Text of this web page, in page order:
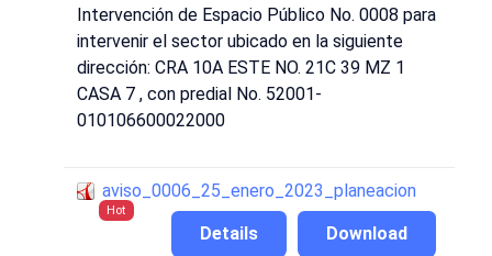
Intervención de Espacio Público No. 0008 para
intervenir el sector ubicado en la siguiente
dirección: CRA 10A ESTE NO. 21C 39 MZ 1
CASA 7 , con predial No. 52001-
010106600022000
aviso_0006_25_enero_2023_planeacion
Hot
Download
Details